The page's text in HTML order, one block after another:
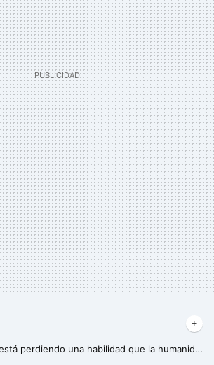
La generación Z está perdiendo una habilidad que la humanidad tiene desde hace 5500 años: afecta la memoria, la comunicación y el rendimiento cognitivo